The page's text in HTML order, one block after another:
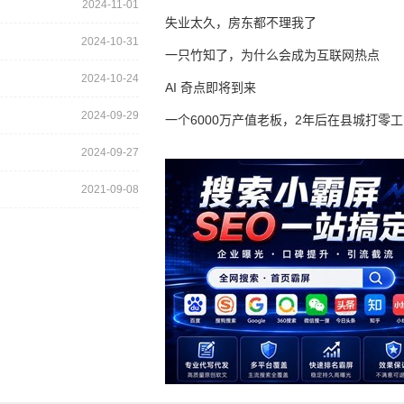
2024-11-01
2024-10-31
2024-10-24
2024-09-29
2024-09-27
2021-09-08
失业太久，房东都不理我了
一只竹知了，为什么会成为互联网热点
AI 奇点即将到来
一个6000万产值老板，2年后在县城打零工